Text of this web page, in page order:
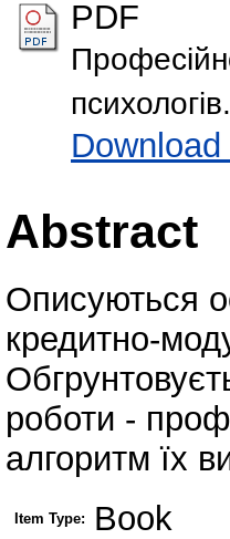
PDF
Abstract
Описуються
кредитно-
роботи -
алгоритм їх
Item Type: Book